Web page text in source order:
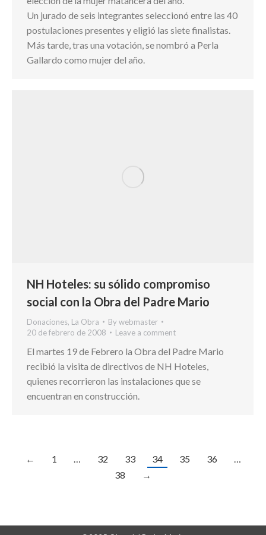
Un jurado de seis integrantes seleccionó entre las 40
postulaciones presentes y eligió las siete finalistas.
Más tarde, tras una votación, se nombró a Perla
Gallardo como mujer del año.
NH Hoteles: su sólido compromiso
social con la Obra del Padre Mario
Donaciones, La Obra Bywebmaster
20 de febrero de 2008
Leave a comment
El martes 19 de Febrero la Obra del Padre Mario
recibió la visita de directivos de NH Hoteles,
quienes recorrieron las instalaciones que se
encuentran en construcción.
← 1 … 32 33 34 35 36
…
38
→